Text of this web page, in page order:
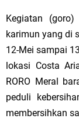
Kegiatan
karimun yang di
12-Mei sampai
lokasi Costa
RORO Meral
peduli
membersihkan